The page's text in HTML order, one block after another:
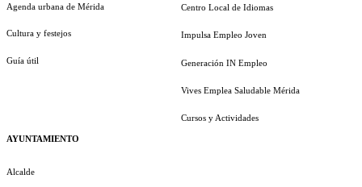
Agenda urbana de Mérida
Cultura y festejos
Guía útil
AYUNTAMIENTO
Alcalde
Centro Local de Idiomas
Impulsa Empleo Joven
Generación IN Empleo
Vives Emplea Saludable Mérida
Cursos y Actividades